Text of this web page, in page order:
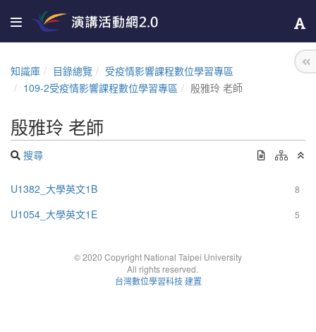
知識庫 目錄總覽
受疫情影響課程數位學習專區
109-2受疫情影響課程數位學習專區
殷雅玲 老師
殷雅玲 老師
搜尋
8
U1382_大學英文1B
5
U1054_大學英文1E
© 2020 Copyright National Taipei University
All rights reserved.
台灣數位學習科技 建置